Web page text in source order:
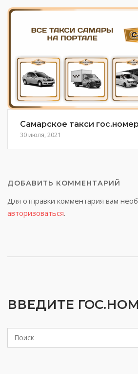
Самарское такси
30 июля, 2021
ДОБАВИТЬ КОММЕНТАРИЙ
Для отправки комментария вам
авторизоваться.
ВВЕДИТЕ